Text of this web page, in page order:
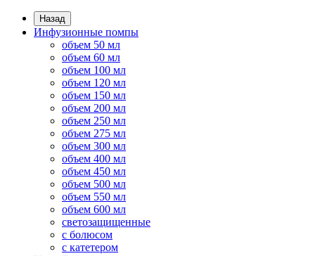
Назад
Инфузионные помпы
объем 50 мл
объем 60 мл
объем 100 мл
объем 120 мл
объем 150 мл
объем 200 мл
объем 250 мл
объем 275 мл
объем 300 мл
объем 400 мл
объем 450 мл
объем 500 мл
объем 550 мл
объем 600 мл
светозащищенные
с болюсом
с катетером